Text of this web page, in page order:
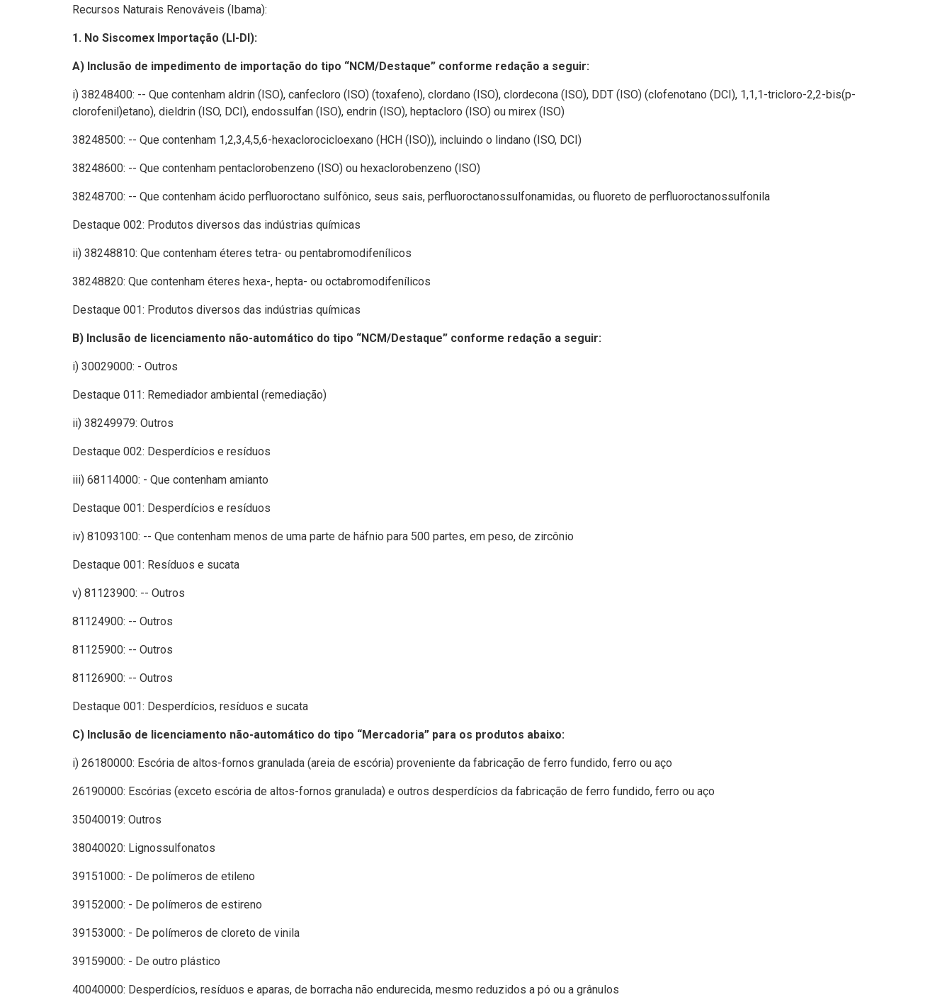
Recursos Naturais Renováveis (Ibama):
1. No Siscomex Importação (LI-DI):
A) Inclusão de impedimento de importação do tipo “NCM/Destaque” conforme redação a seguir:
i) 38248400: -- Que contenham aldrin (ISO), canfecloro (ISO) (toxafeno), clordano (ISO), clordecona (ISO), DDT (ISO) (clofenotano (DCI), 1,1,1-tricloro-2,2-bis(p-
clorofenil)etano), dieldrin (ISO, DCI), endossulfan (ISO), endrin (ISO), heptacloro (ISO) ou mirex (ISO)
38248500: -- Que contenham 1,2,3,4,5,6-hexaclorocicloexano (HCH (ISO)), incluindo o lindano (ISO, DCI)
38248600: -- Que contenham pentaclorobenzeno (ISO) ou hexaclorobenzeno (ISO)
38248700: -- Que contenham ácido perfluoroctano sulfônico, seus sais, perfluoroctanossulfonamidas, ou fluoreto de perfluoroctanossulfonila
Destaque 002: Produtos diversos das indústrias químicas
ii) 38248810: Que contenham éteres tetra- ou pentabromodifenílicos
38248820: Que contenham éteres hexa-, hepta- ou octabromodifenílicos
Destaque 001: Produtos diversos das indústrias químicas
B) Inclusão de licenciamento não-automático do tipo “NCM/Destaque” conforme redação a seguir:
i) 30029000: - Outros
Destaque 011: Remediador ambiental (remediação)
ii) 38249979: Outros
Destaque 002: Desperdícios e resíduos
iii) 68114000: - Que contenham amianto
Destaque 001: Desperdícios e resíduos
iv) 81093100: -- Que contenham menos de uma parte de háfnio para 500 partes, em peso, de zircônio
Destaque 001: Resíduos e sucata
v) 81123900: -- Outros
81124900: -- Outros
81125900: -- Outros
81126900: -- Outros
Destaque 001: Desperdícios, resíduos e sucata
C) Inclusão de licenciamento não-automático do tipo “Mercadoria” para os produtos abaixo:
i) 26180000: Escória de altos-fornos granulada (areia de escória) proveniente da fabricação de ferro fundido, ferro ou aço
26190000: Escórias (exceto escória de altos-fornos granulada) e outros desperdícios da fabricação de ferro fundido, ferro ou aço
35040019: Outros
38040020: Lignossulfonatos
39151000: - De polímeros de etileno
39152000: - De polímeros de estireno
39153000: - De polímeros de cloreto de vinila
39159000: - De outro plástico
40040000: Desperdícios, resíduos e aparas, de borracha não endurecida, mesmo reduzidos a pó ou a grânulos